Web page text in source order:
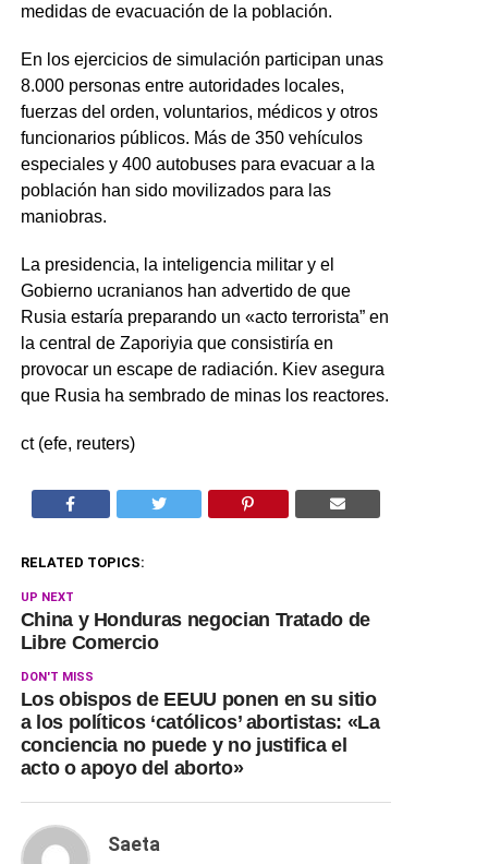
medidas de evacuación de la población.
En los ejercicios de simulación participan unas
8.000 personas entre autoridades locales,
fuerzas del orden, voluntarios, médicos y otros
funcionarios públicos. Más de 350 vehículos
especiales y 400 autobuses para evacuar a la
población han sido movilizados para las
maniobras.
La presidencia, la inteligencia militar y el
Gobierno ucranianos han advertido de que
Rusia estaría preparando un «acto terrorista” en
la central de Zaporiyia que consistiría en
provocar un escape de radiación. Kiev asegura
que Rusia ha sembrado de minas los reactores.
ct (efe, reuters)
RELATED TOPICS:
UP NEXT
China y Honduras negocian Tratado de
Libre Comercio
DON'T MISS
Los obispos de EEUU ponen en su sitio
a los políticos ‘católicos’ abortistas: «La
conciencia no puede y no justifica el
acto o apoyo del aborto»
Saeta